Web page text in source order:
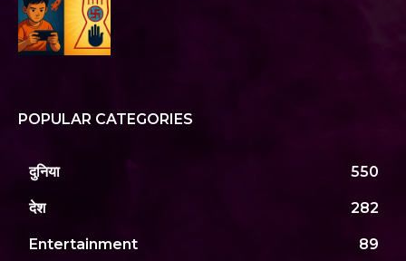
POPULAR CATEGORIES
दुनिया 550
देश 282
Entertainment 89